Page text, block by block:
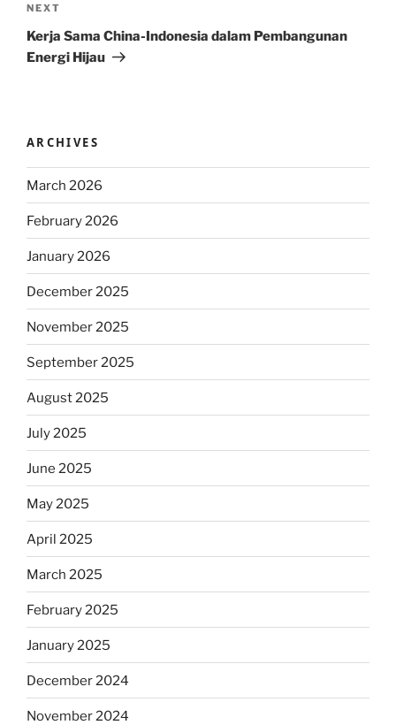
Next
Post
NEXT
Kerja Sama China-Indonesia dalam Pembangunan
Energi Hijau
ARCHIVES
March 2026
February 2026
January 2026
December 2025
November 2025
September 2025
August 2025
July 2025
June 2025
May 2025
April 2025
March 2025
February 2025
January 2025
December 2024
November 2024